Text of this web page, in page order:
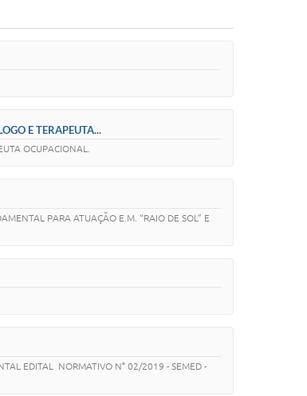
E TERAPEUTA...
OCUPACIONAL.
PARA ATUAÇÃO E.M. “RAIO DE SOL” E
EDITAL NORMATIVO N° 02/2019 - SEMED -